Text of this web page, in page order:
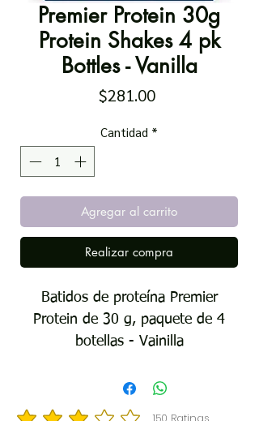
Premier Protein 30g
Protein Shakes 4 pk
Bottles - Vanilla
$281.00Precio
Cantidad *
Agregar al carrito
Realizar compra
Batidos de proteína Premier
Protein de 30 g, paquete de 4
botellas - Vainilla